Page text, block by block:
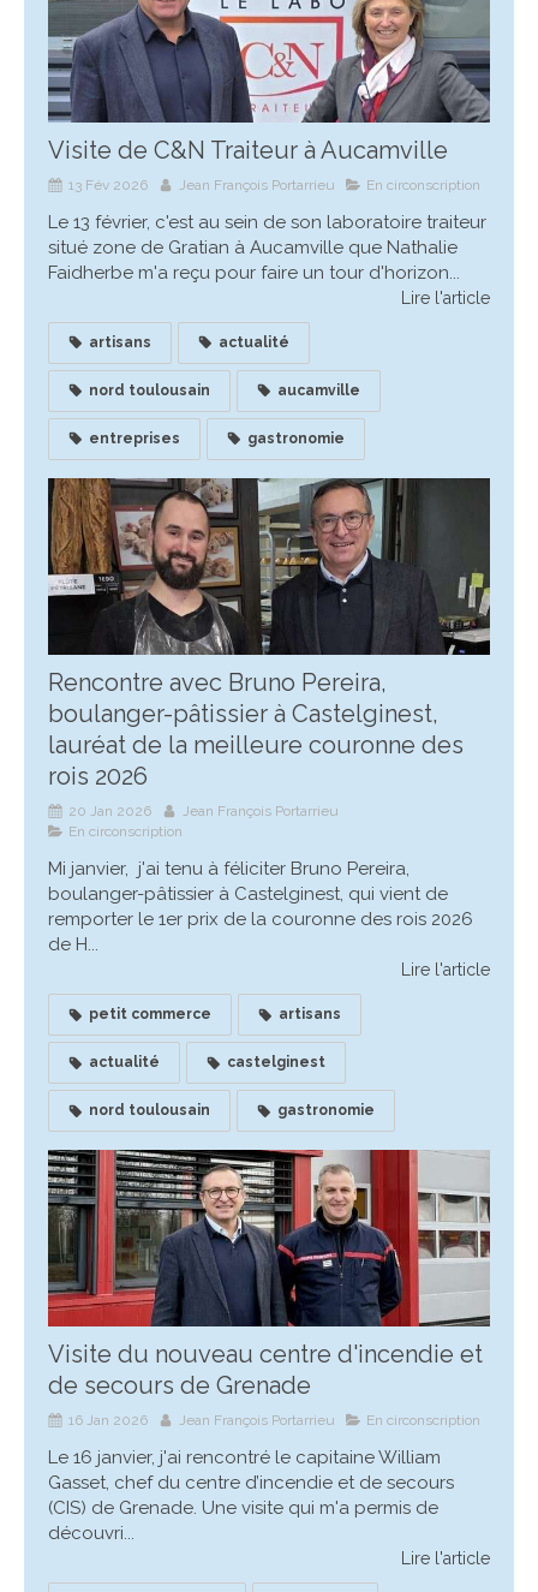
Visite de C&N Traiteur à Aucamville
13 Fév 2026 Jean François Portarrieu En circonscription
Le 13 février, c'est au sein de son laboratoire traiteur
situé zone de Gratian à Aucamville que Nathalie
Faidherbe m'a reçu pour faire un tour d'horizon...
Lire l'article
artisans actualité
nord toulousain aucamville
entreprises gastronomie
Rencontre avec Bruno Pereira,
boulanger-pâtissier à Castelginest,
lauréat de la meilleure couronne des
rois 2026
20 Jan 2026
Jean François Portarrieu
En circonscription
Mi janvier, j'ai tenu à féliciter Bruno Pereira,
boulanger-pâtissier à Castelginest, qui vient de
remporter le 1er prix de la couronne des rois 2026
de H...
Lire l'article
petit commerce artisans
actualité castelginest
nord toulousain gastronomie
Visite du nouveau centre d'incendie et
de secours de Grenade
16 Jan 2026 Jean François Portarrieu En circonscription
Le 16 janvier, j'ai rencontré le capitaine William
Gasset, chef du centre d’incendie et de secours
(CIS) de Grenade. Une visite qui m'a permis de
découvri...
Lire l'article